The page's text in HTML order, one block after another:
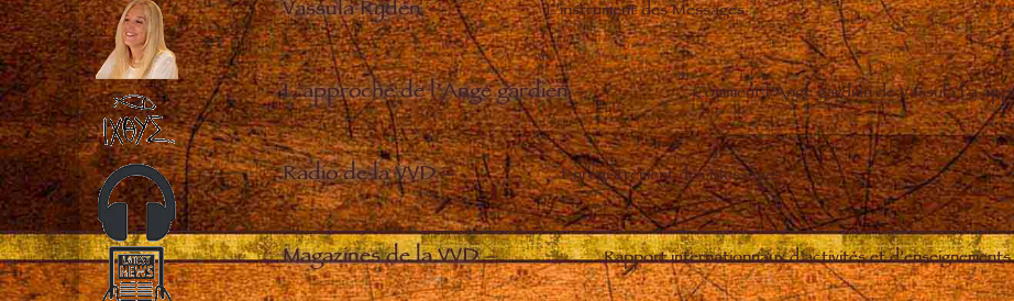
Vassula Rydén– L’instrument des Messages
L’approche de l’Ange gardien– Comment l’Ange gardien de Vassula l’a
Radio de la VVD– Enregistrement des Messages
Magazines de la VVD– Rapport internationnaux d’activités et d’enseignements